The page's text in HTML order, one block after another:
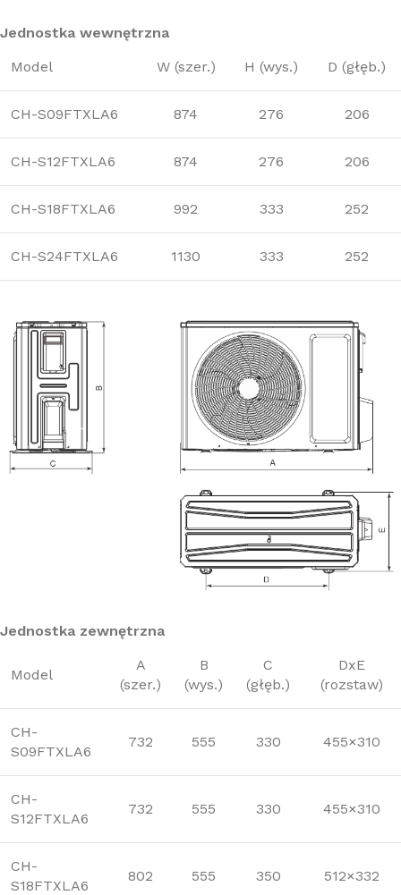
Jednostka wewnętrzna
Model
W (szer.) H (wys.) D (głęb.)
CH-S09FTXLA6 874 276 206
CH-S12FTXLA6 874 276 206
CH-S18FTXLA6 992 333 252
CH-S24FTXLA6 1130 333 252
Jednostka zewnętrzna
Model
A
(szer.)
B
(wys.)
C
(głęb.)
DxE
(rozstaw)
CH-
S09FTXLA6
732 555 330 455×310
CH-
S12FTXLA6
732 555 330 455×310
CH-
S18FTXLA6
802 555 350 512×332